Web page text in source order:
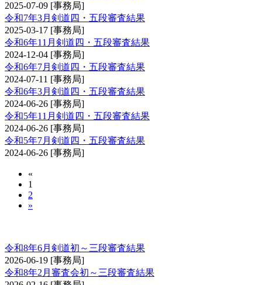
2025-07-09 [事務局]
令和7年3月剣道四・五段審査結果
2025-03-17 [事務局]
令和6年11月剣道四・五段審査結果
2024-12-04 [事務局]
令和6年7月剣道四・五段審査結果
2024-07-11 [事務局]
令和6年3月剣道四・五段審査結果
2024-06-26 [事務局]
令和5年11月剣道四・五段審査結果
2024-06-26 [事務局]
令和5年7月剣道四・五段審査結果
2024-06-26 [事務局]
«
1
2
»
令和8年6月剣道初～三段審査結果
2026-06-19 [事務局]
令和8年2月審査会初～三段審査結果